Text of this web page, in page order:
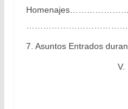
7. Asuntos Entrados
V.